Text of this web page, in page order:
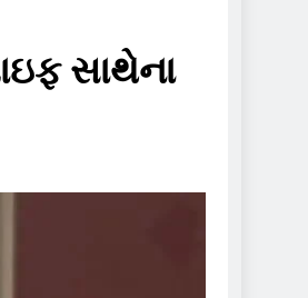
સાથેના